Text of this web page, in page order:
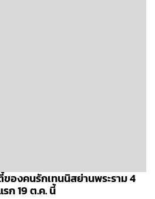
องคนรักเทนนิสย่านพระราม 4
ก 19 ต.ค. นี้